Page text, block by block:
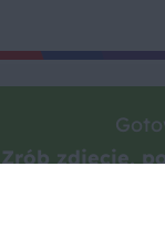
Zrób zdjęcie,